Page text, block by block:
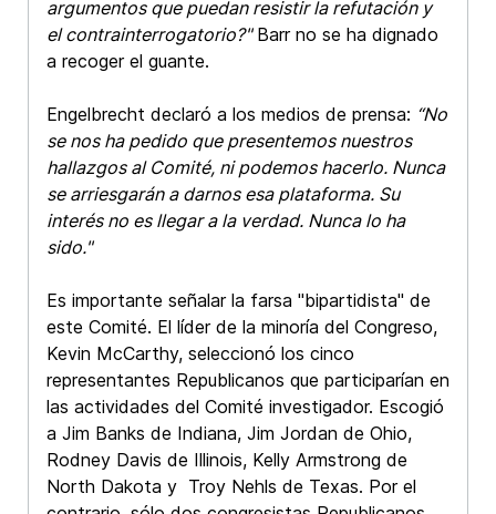
argumentos que puedan resistir la refutación y
el contrainterrogatorio?"Barr no se ha dignado
a recoger el guante.
Engelbrecht declaró a los medios de prensa: “No
se nos ha pedido que presentemos nuestros
hallazgos al Comité, ni podemos hacerlo. Nunca
se arriesgarán a darnos esa plataforma. Su
interés no es llegar a la verdad. Nunca lo ha
sido."
Es importante señalar la farsa "bipartidista" de
este Comité. El líder de la minoría del Congreso,
Kevin McCarthy, seleccionó los cinco
representantes Republicanos que participarían en
las actividades del Comité investigador. Escogió
a Jim Banks de Indiana, Jim Jordan de Ohio,
Rodney Davis de Illinois, Kelly Armstrong de
North Dakota y Troy Nehls de Texas. Por el